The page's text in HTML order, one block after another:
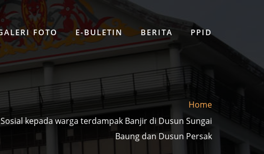
FOTO E-BULETIN BERITA PPID
Home
kepada warga terdampak Banjir di Dusun Sungai
Baung dan Dusun Persak